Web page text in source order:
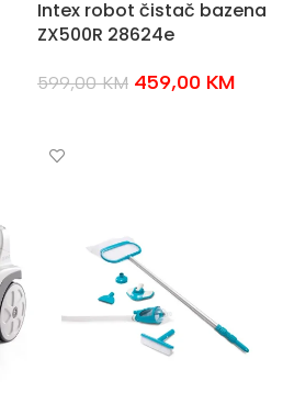
Intex robot čistač bazena
ZX500R 28624e
599,00KM 459,00 KM